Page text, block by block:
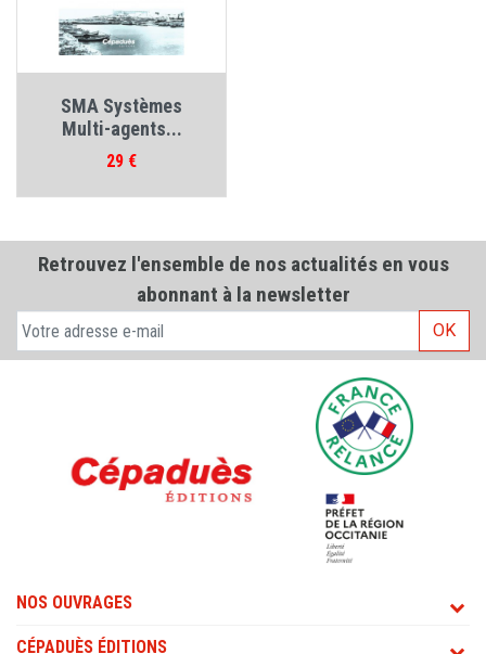
SMA Systèmes
Multi-agents...
Prix
29 €
Retrouvez l'ensemble de nos actualités en vous
abonnant à la newsletter
OK
NOS OUVRAGES
CÉPADUÈS ÉDITIONS